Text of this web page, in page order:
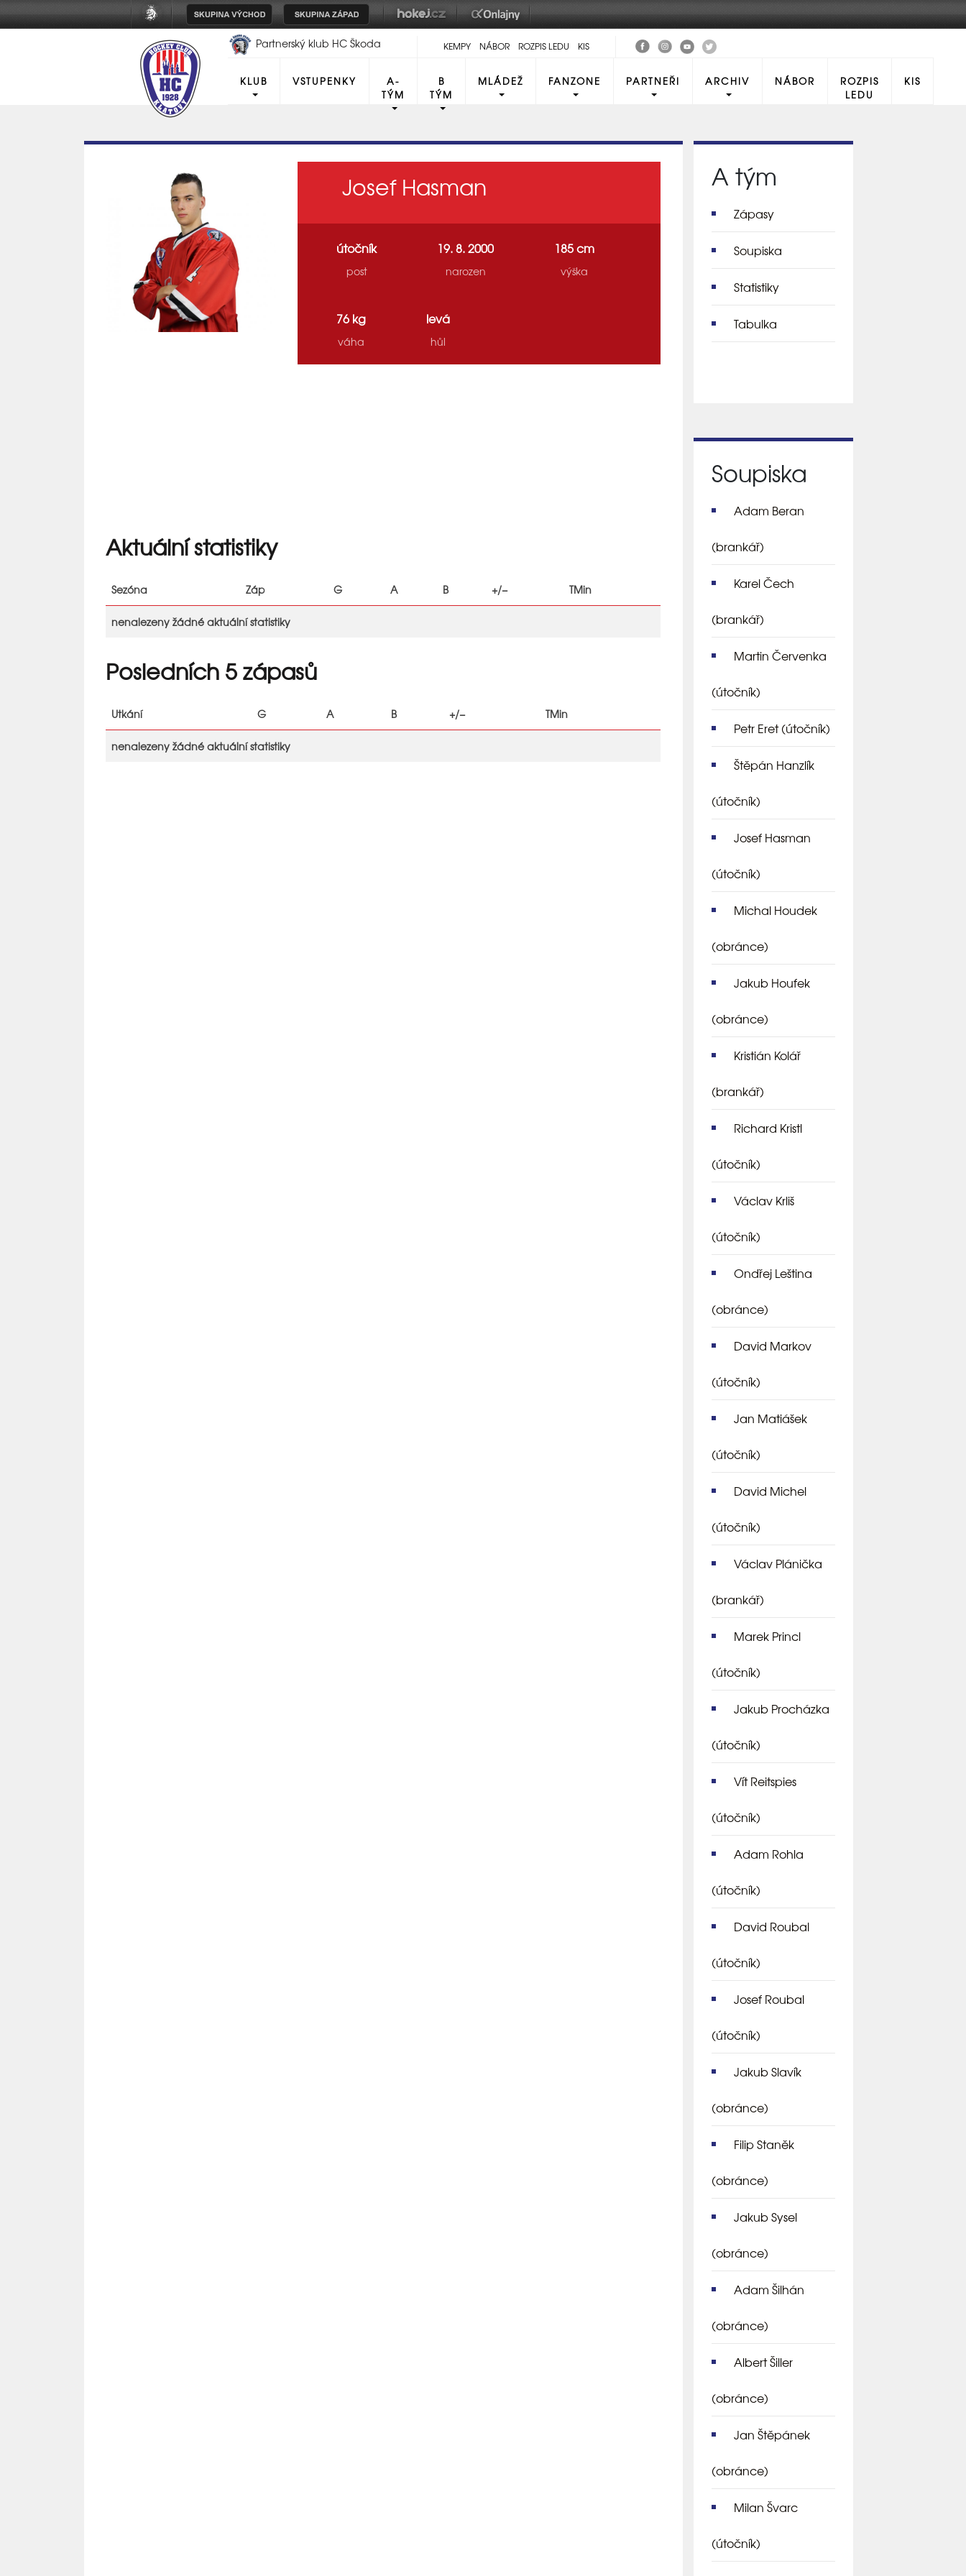
Partnerský klub HC Škoda
KEMPY NÁBOR ROZPIS LEDU KIS
KLUB VSTUPENKY
A-
TÝM
B
TÝM
MLÁDEŽ FANZONE PARTNEŘI ARCHIV NÁBOR
ROZPIS
LEDU
KIS
Josef Hasman
útočník
post
19. 8. 2000
narozen
185 cm
výška
76 kg
váha
levá
hůl
Aktuální statistiky
Sezóna Záp G A B +/− TMin
nenalezeny žádné aktuální statistiky
Posledních 5 zápasů
Utkání G A B +/− TMin
nenalezeny žádné aktuální statistiky
A tým
Zápasy
Soupiska
Statistiky
Tabulka
Soupiska
Adam Beran
(brankář)
Karel Čech
(brankář)
Martin Červenka
(útočník)
Petr Eret(útočník)
Štěpán Hanzlík
(útočník)
Josef Hasman
(útočník)
Michal Houdek
(obránce)
Jakub Houfek
(obránce)
Kristián Kolář
(brankář)
Richard Kristl
(útočník)
Václav Krliš
(útočník)
Ondřej Leština
(obránce)
David Markov
(útočník)
Jan Matiášek
(útočník)
David Michel
(útočník)
Václav Plánička
(brankář)
Marek Princl
(útočník)
Jakub Procházka
(útočník)
Vít Reitspies
(útočník)
Adam Rohla
(útočník)
David Roubal
(útočník)
Josef Roubal
(útočník)
Jakub Slavík
(obránce)
Filip Staněk
(obránce)
Jakub Sysel
(obránce)
Adam Šilhán
(obránce)
Albert Šiller
(obránce)
Jan Štěpánek
(obránce)
Milan Švarc
(útočník)